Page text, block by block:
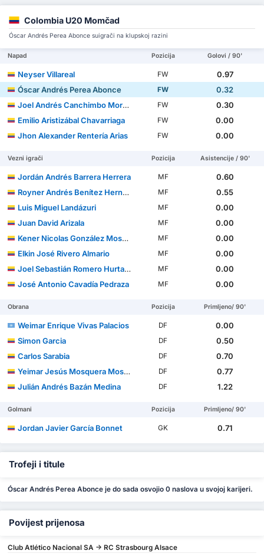
Colombia U20 Momčad
Óscar Andrés Perea Abonce suigrači na klupskoj razini
Napad Pozicija Golovi / 90'
Neyser Villareal FW
0.97
Óscar Andrés Perea Abonce
FW
0.32
Joel Andrés Canchimbo Morales
FW
0.30
Emilio Aristizábal Chavarriaga
FW
0.00
Jhon Alexander Rentería Arias
FW 0.00
Vezni igrači Pozicija Asistencije / 90'
Jordán Andrés Barrera Herrera MF
0.60
Royner Andrés Benítez Hernández
MF
0.55
Luis Miguel Landázuri
MF
0.00
Juan David Arizala
MF
0.00
Kener Nicolas González Mosquera
MF
0.00
Elkin José Rivero Almario
MF
0.00
Joel Sebastián Romero Hurtado
MF
0.00
José Antonio Cavadía Pedraza
MF 0.00
Obrana Pozicija Primljeno/ 90'
Weimar Enrique Vivas Palacios DF
0.00
Simon Garcia
DF
0.50
Carlos Sarabia
DF
0.70
Yeimar Jesús Mosquera Mosquera
DF
0.77
Julián Andrés Bazán Medina
DF 1.22
Golmani Pozicija Primljeno/ 90'
Jordan Javier García Bonnet GK 0.71
Trofeji i titule
Óscar Andrés Perea Abonce je do sada osvojio 0 naslova u svojoj karijeri.
Povijest prijenosa
Club Atlético Nacional SA -> RC Strasbourg Alsace